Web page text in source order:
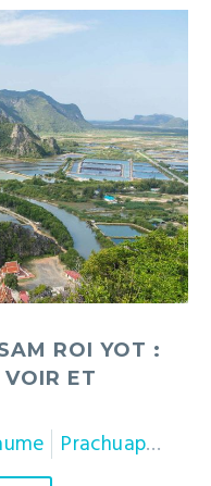
ROI YOT :
VOIR ET
Prachuap Khiri Khan